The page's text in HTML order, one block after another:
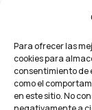
Para ofrecer las
cookies para
consentimiento de
como el
en este sitio. No